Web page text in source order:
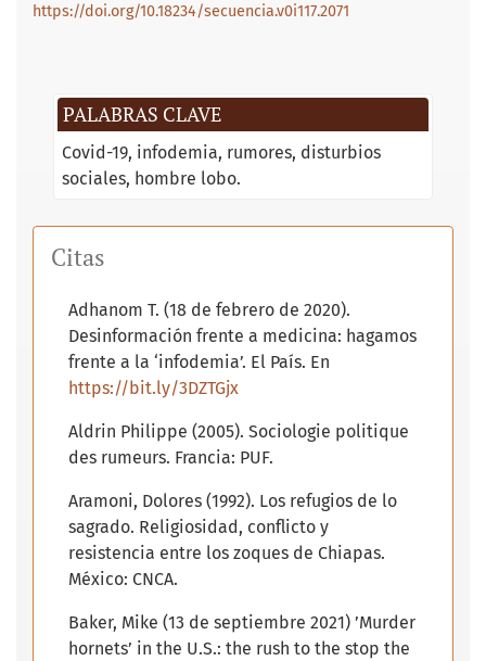
PALABRAS CLAVE
Covid-19 infodemia rumores disturbios
sociales hombre lobo.
https://doi.org/10.18234/secuencia.v0i117.2071
Citas
Adhanom T. (18 de febrero de 2020).
Desinformación frente a medicina: hagamos
frente a la ‘infodemia’. El País. En
https://bit.ly/3DZTGjx
Aldrin Philippe (2005). Sociologie politique
des rumeurs. Francia: PUF.
Aramoni, Dolores (1992). Los refugios de lo
sagrado. Religiosidad, conflicto y
resistencia entre los zoques de Chiapas.
México: CNCA.
Baker, Mike (13 de septiembre 2021) ’Murder
hornets’ in the U.S.: the rush to the stop the